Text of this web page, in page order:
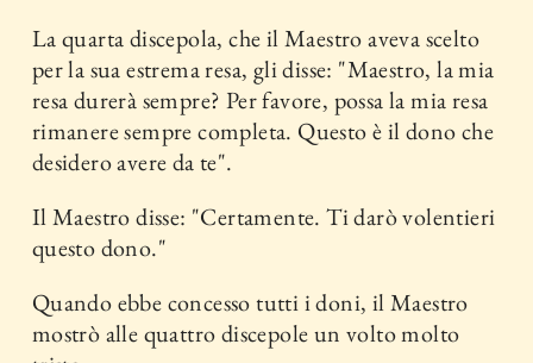
La quarta discepola, che il Maestro aveva scelto
per la sua estrema resa, gli disse: "Maestro, la mia
resa durerà sempre? Per favore, possa la mia resa
rimanere sempre completa. Questo è il dono che
desidero avere da te".
Il Maestro disse: "Certamente. Ti darò volentieri
questo dono."
Quando ebbe concesso tutti i doni, il Maestro
mostrò alle quattro discepole un volto molto